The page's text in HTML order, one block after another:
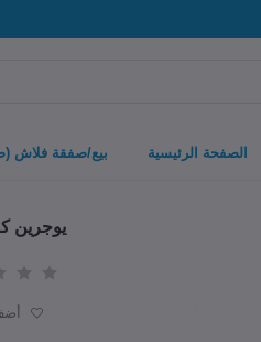
الصفحة الرئيسية بيع/صفقة فلاش
يوجرين